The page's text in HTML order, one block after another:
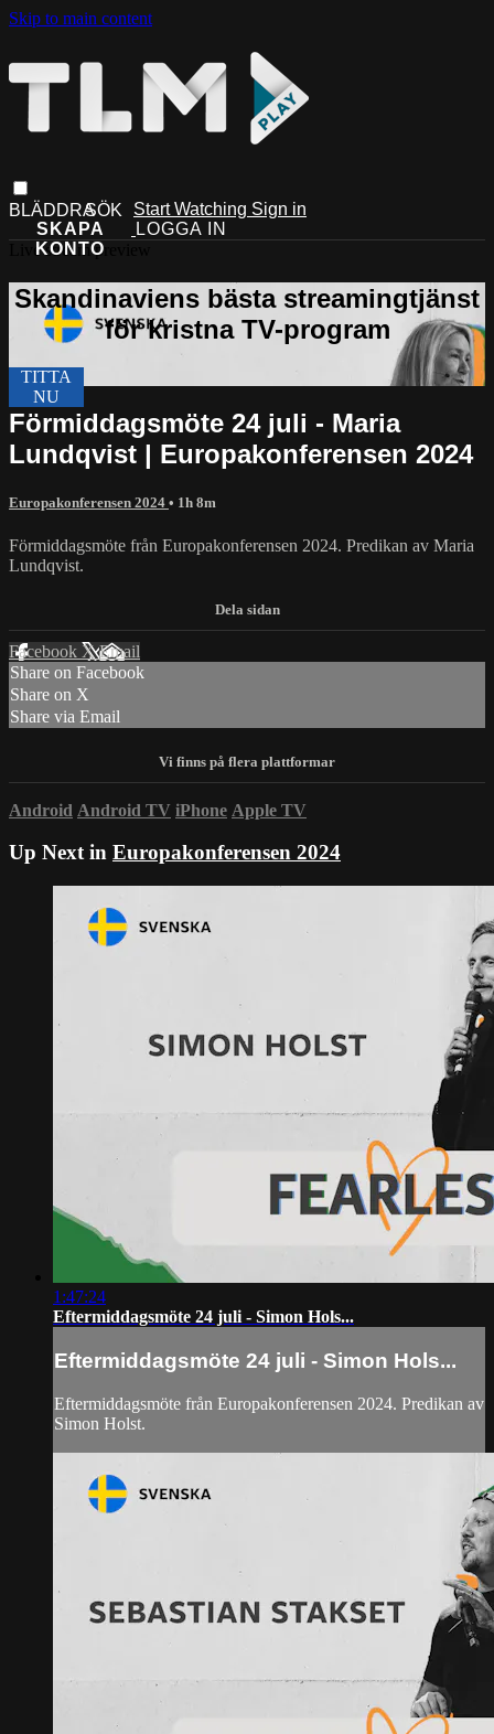
Skip to main content
Start Watching Sign in
Live stream preview
Förmiddagsmöte 24 juli - Maria
Lundqvist | Europakonferensen 2024
Europakonferensen 2024 • 1h 8m
Förmiddagsmöte från Europakonferensen 2024. Predikan av Maria
Lundqvist.
Facebook XEmail
Share on Facebook
Share on X
Share via Email
Android Android TV iPhone Apple TV
Up Next in Europakonferensen 2024
1:47:24
Eftermiddagsmöte 24 juli - Simon Hols...
Eftermiddagsmöte 24 juli - Simon Hols...
Eftermiddagsmöte från Europakonferensen 2024. Predikan av
Simon Holst.